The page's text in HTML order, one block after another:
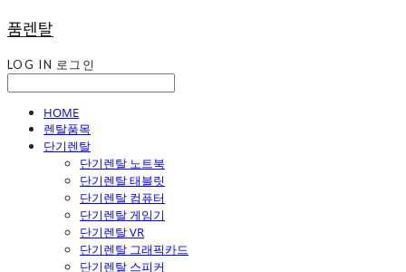
품렌탈
LOG IN 로그인
HOME
렌탈품목
단기렌탈
단기렌탈 노트북
단기렌탈 태블릿
단기렌탈 컴퓨터
단기렌탈 게임기
단기렌탈 VR
단기렌탈 그래픽카드
단기렌탈 스피커